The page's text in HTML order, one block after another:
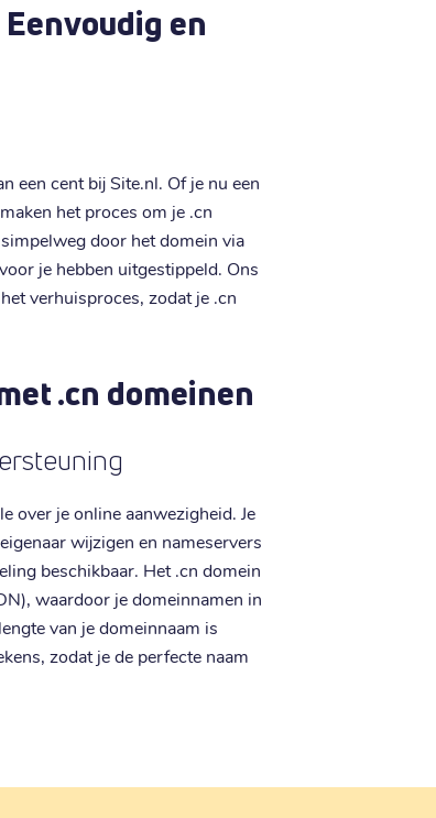
en
een cent bij Site.nl. Of je nu een
het proces om je .cn
door het domein via
je hebben uitgestippeld. Ons
verhuisproces, zodat je .cn
.cn domeinen
over je online aanwezigheid. Je
wijzigen en nameservers
beschikbaar. Het .cn domein
waardoor je domeinnamen in
van je domeinnaam is
zodat je de perfecte naam